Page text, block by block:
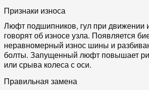
Признаки износа
Люфт подшипников, гул при движении
говорят об износе узла. Появляется
неравномерный износ шины и
болты. Запущенный люфт повышает
или срыва колеса с оси.
Правильная замена